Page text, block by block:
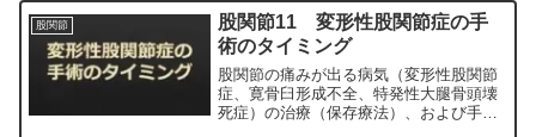
科専門医（人工関節手術を専門）の塗山
正宏が色々と説明します。
股関節
股関節11 変形性股関節症の手
術のタイミング
股関節の痛みが出る病気（変形性股関節
症、寛骨臼形成不全、特発性大腿骨頭壊
死症）の治療（保存療法）、および手術